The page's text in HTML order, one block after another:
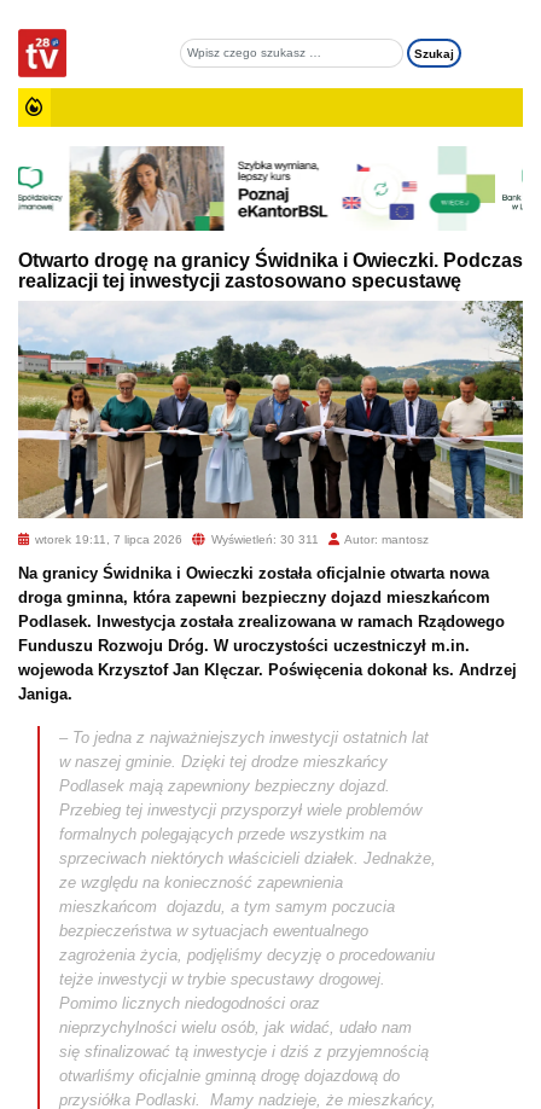
Otwarto drogę na granicy Świdnika i Owieczki. Podczas
realizacji tej inwestycji zastosowano specustawę
wtorek 19:11, 7 lipca 2026 Wyświetleń: 30 311 Autor: mantosz
Na granicy Świdnika i Owieczki została oficjalnie otwarta nowa
droga gminna, która zapewni bezpieczny dojazd mieszkańcom
Podlasek. Inwestycja została zrealizowana w ramach Rządowego
Funduszu Rozwoju Dróg. W uroczystości uczestniczył m.in.
wojewoda Krzysztof Jan Klęczar. Poświęcenia dokonał ks. Andrzej
Janiga.
– To jedna z najważniejszych inwestycji ostatnich lat
w naszej gminie. Dzięki tej drodze mieszkańcy
Podlasek mają zapewniony bezpieczny dojazd.
Przebieg tej inwestycji przysporzył wiele problemów
formalnych polegających przede wszystkim na
sprzeciwach niektórych właścicieli działek. Jednakże,
ze względu na konieczność zapewnienia
mieszkańcom dojazdu, a tym samym poczucia
bezpieczeństwa w sytuacjach ewentualnego
zagrożenia życia, podjęliśmy decyzję o procedowaniu
tejże inwestycji w trybie specustawy drogowej.
Pomimo licznych niedogodności oraz
nieprzychylności wielu osób, jak widać, udało nam
się sfinalizować tą inwestycje i dziś z przyjemnością
otwarliśmy oficjalnie gminną drogę dojazdową do
przysiółka Podlaski. Mamy nadzieje, że mieszkańcy,